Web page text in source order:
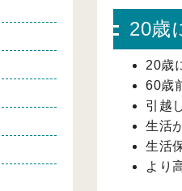
20歳
20歳
60歳
引越
生活
生活
より